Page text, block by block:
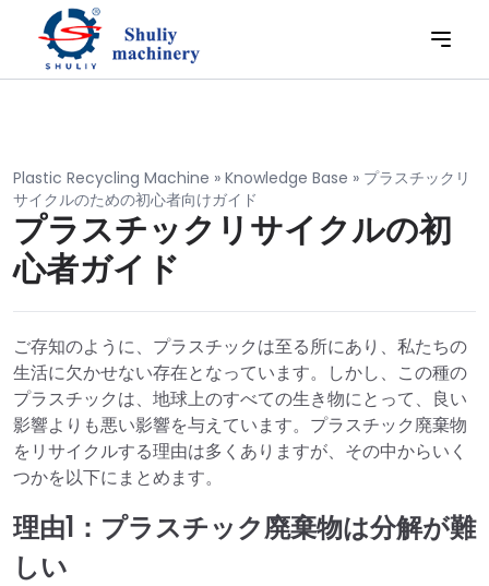
Plastic Recycling Machine » Knowledge Base » プラスチックリ
サイクルのための初心者向けガイド
プラスチックリサイクルの初
心者ガイド
ご存知のように、プラスチックは至る所にあり、私たちの
生活に欠かせない存在となっています。しかし、この種の
プラスチックは、地球上のすべての生き物にとって、良い
影響よりも悪い影響を与えています。プラスチック廃棄物
をリサイクルする理由は多くありますが、その中からいく
つかを以下にまとめます。
理由1：プラスチック廃棄物は分解が難
しい